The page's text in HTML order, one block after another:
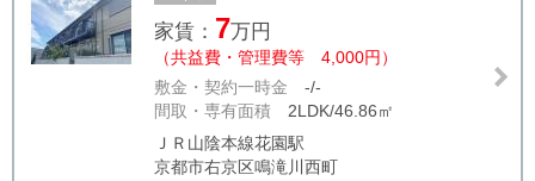
家賃： 7万円
（共益費・管理費等 4,000円）
敷金・契約一時金 -/-
間取・専有面積 2LDK/46.86㎡
ＪＲ山陰本線花園駅
京都市右京区鳴滝川西町